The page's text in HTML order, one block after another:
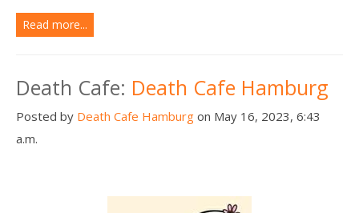
Read more...
Death Cafe: Death Cafe Hamburg
Posted by Death Cafe Hamburg on May 16, 2023, 6:43
a.m.